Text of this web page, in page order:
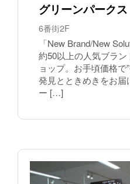
グリーンパーク
6番街2F
「New Brand/New
約50以上の人気ブラ
ョップ。お手頃価格で
発見とときめきをお届
ー […]